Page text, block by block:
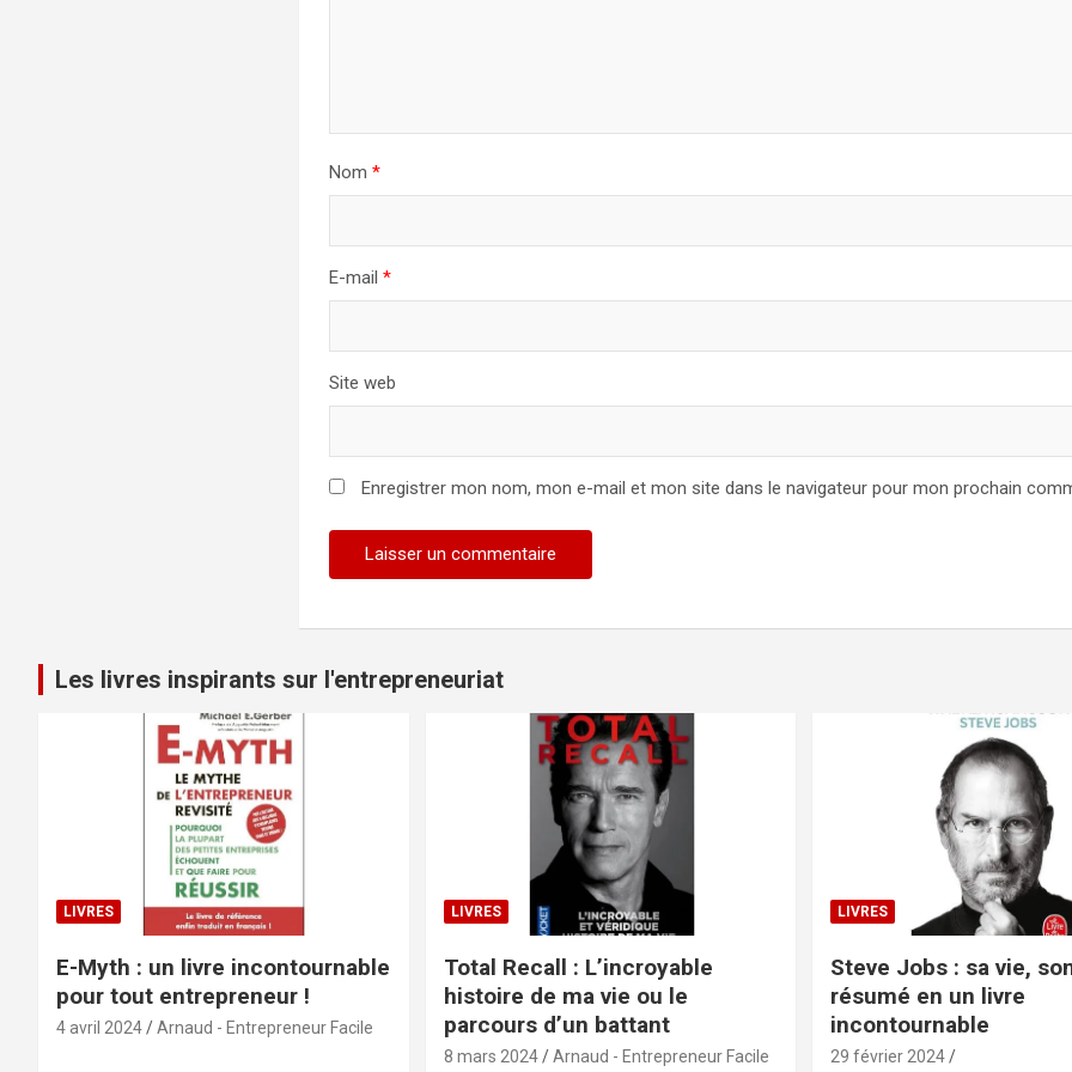
Nom*
E-mail*
Site web
Enregistrer mon nom, mon e-mail et mon site dans le navigateur pour mon prochain
Les livres inspirants sur l'entrepreneuriat
LIVRES
E-Myth : un livre incontournable
pour tout entrepreneur !
4 avril 2024 Arnaud - Entrepreneur Facile
LIVRES
Total Recall : L’incroyable
histoire de ma vie ou le
parcours d’un battant
8 mars 2024 Arnaud - Entrepreneur Facile
LIVRES
Steve Jobs : sa vie,
résumé en un livre
incontournable
29 février 2024